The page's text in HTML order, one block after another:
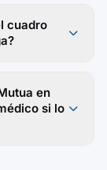
cuadro
en
si lo